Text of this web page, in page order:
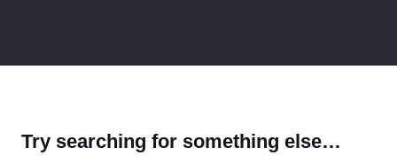
Try searching for something else…